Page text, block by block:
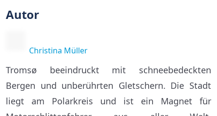
Autor
Christina Müller
Tromsø beeindruckt mit schneebedeckten
Bergen und unberührten Gletschern. Die Stadt
liegt am Polarkreis und ist ein Magnet für